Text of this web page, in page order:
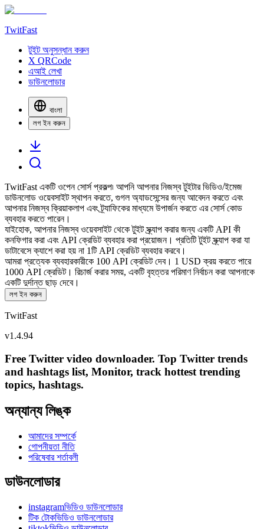
TwitFast
টুইট অনুসন্ধান করুন
X QRCode
এআই লেখা
ডাউনলোডার
বাংলা
লগ ইন করুন
TwitFast একটি ওপেন সোর্স প্রকল্প৷ আপনি আপনার নিজস্ব টুইটার ভিডিও/ইমেজ
ডাউনলোড ওয়েবসাইট স্থাপন করতে, গুগল অ্যাডসেন্সের জন্য আবেদন করতে এবং
আপনার নিজস্ব ক্রিয়াকলাপ এবং ট্র্যাফিকের মাধ্যমে উপার্জন করতে এর সোর্স কোড
ব্যবহার করতে পারেন।
যাইহোক, আপনার নিজস্ব ওয়েবসাইট থেকে টুইট স্ক্র্যাপ করার জন্য একটি API কী
কনফিগার করা এবং API ক্রেডিট ব্যবহার করা প্রয়োজন। প্রতিটি টুইট স্ক্র্যাপ করা যা
ডাটাবেসে ক্যাশে করা হয় না 1টি API ক্রেডিট ব্যবহার করবে।
আমরা প্রত্যেক ব্যবহারকারীকে 100 API ক্রেডিট দেব। 1 USD ক্রয় করতে পারে
1000 API ক্রেডিট। রিচার্জ করার সময়, একটি বৃহত্তর পরিমাণ নির্বাচন করা আপনাকে
একটি দুর্দান্ত ছাড় দেবে।
লগ ইন করুন
TwitFast
v1.4.94
Free Twitter video downloader. Top Twitter trends
and hashtags list, Monitor, track hottest trending
topics, hashtags.
অন্যান্য লিঙ্ক
আমাদের সম্পর্কে
গোপনীয়তা নীতি
পরিষেবার শর্তাবলী
ডাউনলোডার
instagramভিডিও ডাউনলোডার
টিক টোকভিডিও ডাউনলোডার